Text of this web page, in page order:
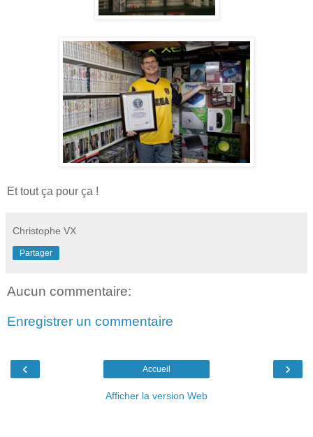
Et tout ça pour ça !
Christophe VX
Partager
Aucun commentaire:
Enregistrer un commentaire
‹ ›
Accueil
Afficher la version Web